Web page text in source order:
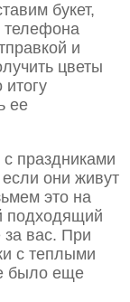
букет,
телефона
и
цветы
ее
праздниками
они живут
это на
подходящий
за вас. При
с теплыми
было еще